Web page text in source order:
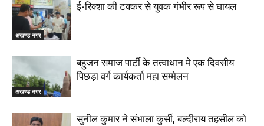
अखण्ड नगर
ई-रिक्शा की टक्कर से युवक गंभीर रूप से घायल
अखण्ड नगर
बहुजन समाज पार्टी के तत्वाधान मे एक दिवसीय
पिछड़ा वर्ग कार्यकर्ता महा सम्मेलन
सुनील कुमार ने संभाला कुर्सी, बल्दीराय तहसील को